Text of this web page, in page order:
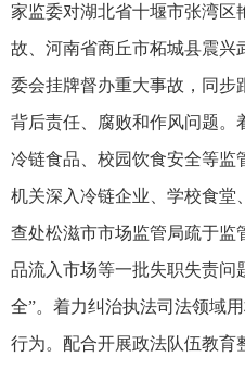
家监委对湖北省十堰市张湾区
故、河南省商丘市柘城县震兴
委会挂牌督办重大事故，同步
背后责任、腐败和作风问题。
冷链食品、校园饮食安全等监
机关深入冷链企业、学校食堂
查处松滋市市场监管局疏于监
品流入市场等一批失职失责问
全”。着力纠治执法司法领域
行为。配合开展政法队伍教育